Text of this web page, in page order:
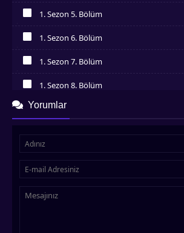
1. Sezon 5. Bölüm
1. Sezon 6. Bölüm
1. Sezon 7. Bölüm
İzledim
1. Sezon 8. Bölüm
1. Sezon 9. Bölüm
İzledim
İzledim
İzledim
1. Sezon 13. Bölüm
Yorumlar